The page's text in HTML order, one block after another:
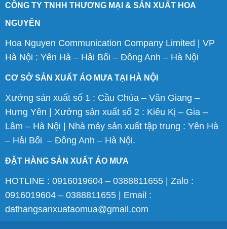
CÔNG TY TNHH THƯƠNG MẠI & SẢN XUẤT HOA
NGUYÊN
Hoa Nguyen Communication Company Limited | VP
Hà Nội : Yên Hà – Hải Bối – Đông Anh – Hà Nội
CƠ SỞ SẢN XUẤT ÁO MƯA TẠI HÀ NỘI
Xưởng sản xuất số 1 : Cầu Chùa – Văn Giang –
Hưng Yên | Xưởng sản xuất số 2 : Kiêu Kị – Gia –
Lâm – Hà Nội | Nhà máy sản xuất tập trung : Yên Hà
– Hải Bối – Đông Anh – Hà Nội.
ĐẶT HÀNG SẢN XUẤT ÁO MƯA
HOTLINE : 0916019604 – 0388811655 | Zalo :
0916019604 – 0388811655 | Email :
dathangsanxuataomua@gmail.com